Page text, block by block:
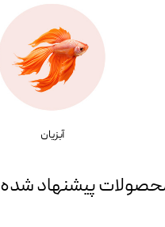
آبزیان
پیشنهاد شده